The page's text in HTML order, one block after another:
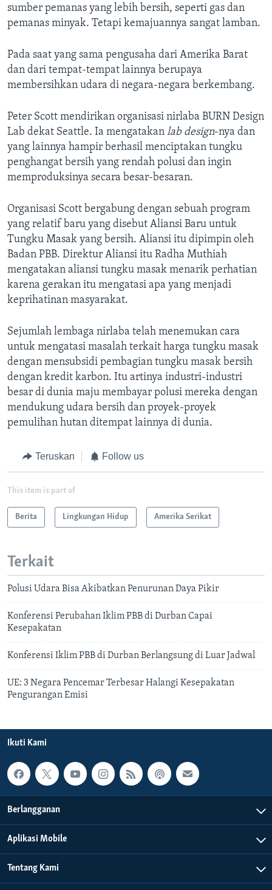
sumber pemanas yang lebih bersih, seperti gas dan
pemanas minyak. Tetapi kemajuannya sangat lamban.
Pada saat yang sama pengusaha dari Amerika Barat
dan dari tempat-tempat lainnya berupaya
membersihkan udara di negara-negara berkembang.
Peter Scott mendirikan organisasi nirlaba BURN Design
Lab dekat Seattle. Ia mengatakan lab design-nya dan
yang lainnya hampir berhasil menciptakan tungku
penghangat bersih yang rendah polusi dan ingin
memproduksinya secara besar-besaran.
Organisasi Scott bergabung dengan sebuah program
yang relatif baru yang disebut Aliansi Baru untuk
Tungku Masak yang bersih. Aliansi itu dipimpin oleh
Badan PBB. Direktur Aliansi itu Radha Muthiah
mengatakan aliansi tungku masak menarik perhatian
karena gerakan itu mengatasi apa yang menjadi
keprihatinan masyarakat.
Sejumlah lembaga nirlaba telah menemukan cara
untuk mengatasi masalah terkait harga tungku masak
dengan mensubsidi pembagian tungku masak bersih
dengan kredit karbon. Itu artinya industri-industri
besar di dunia maju membayar polusi mereka dengan
mendukung udara bersih dan proyek-proyek
pemulihan hutan ditempat lainnya di dunia.
Teruskan Follow us
This item is part of
Berita Lingkungan Hidup Amerika Serikat
Terkait
Polusi Udara Bisa Akibatkan Penurunan Daya Pikir
Konferensi Perubahan Iklim PBB di Durban Capai
Kesepakatan
Konferensi Iklim PBB di Durban Berlangsung di Luar Jadwal
UE: 3 Negara Pencemar Terbesar Halangi Kesepakatan
Pengurangan Emisi
Ikuti Kami
Berlangganan
Aplikasi Mobile
Tentang Kami